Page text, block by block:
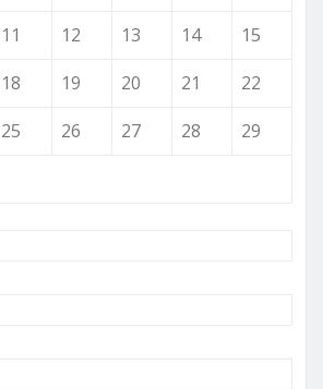
11 12 13 14
15
18 19 20 21
22
25 26 27 28
29